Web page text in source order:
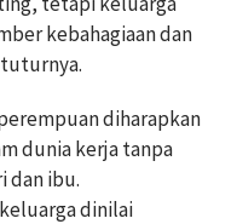
kebahagiaan dan
diharapkan
dunia kerja tanpa
dan ibu.
dinilai